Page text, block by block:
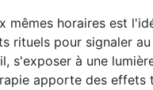
mêmes horaires est
rituels pour signaler
s'exposer à une
apporte des